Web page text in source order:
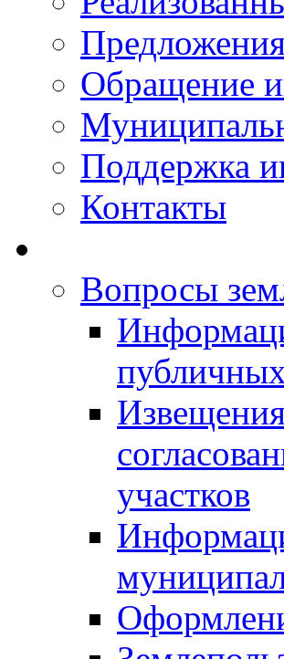
Обращение
Поддержка
Контакты
Вопросы
участков